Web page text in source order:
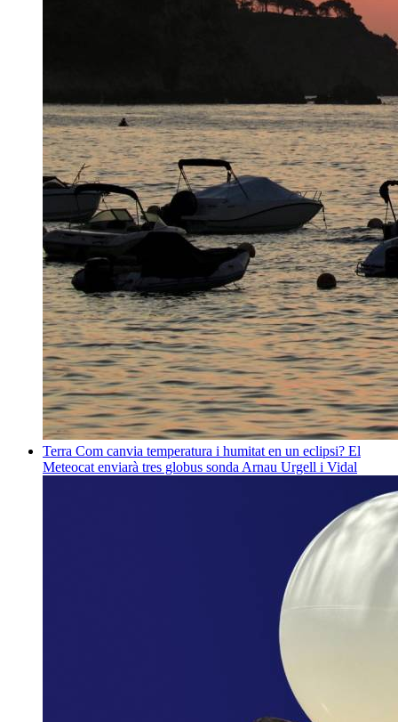
Terra Com canvia temperatura i humitat en un eclipsi? El
Meteocat enviarà tres globus sonda Arnau Urgell i Vidal